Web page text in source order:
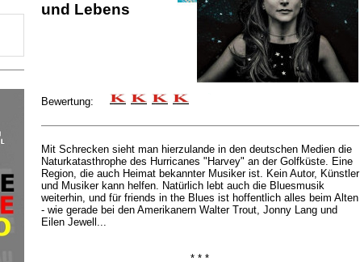
und Lebens
Bewertung:
Mit Schrecken sieht man hierzulande in den deutschen Medien die
Naturkatasthrophe des Hurricanes "Harvey" an der Golfküste. Eine
Region, die auch Heimat bekannter Musiker ist. Kein Autor, Künstler
und Musiker kann helfen. Natürlich lebt auch die Bluesmusik
weiterhin, und für friends in the Blues ist hoffentlich alles beim Alten
- wie gerade bei den Amerikanern Walter Trout, Jonny Lang und
Eilen Jewell...
* * *